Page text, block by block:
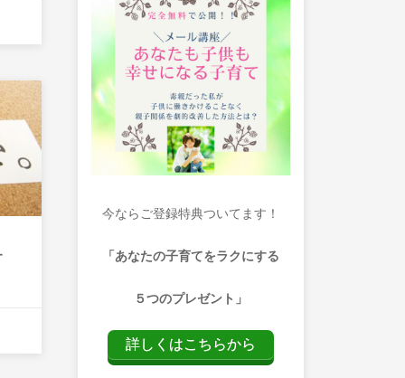
今ならご登録特典ついてます！
「あなたの子育てをラクにする
５つのプレゼント」
詳しくはこちらから